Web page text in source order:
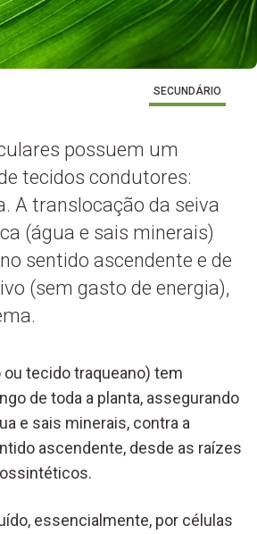
SECUNDÁRIO
possuem um
tecidos condutores:
A translocação da seiva
(água e sais minerais)
sentido ascendente e de
(sem gasto de energia),
ou tecido traqueano) tem
de toda a planta, assegurando
e sais minerais, contra a
ascendente, desde as raízes
essencialmente, por células